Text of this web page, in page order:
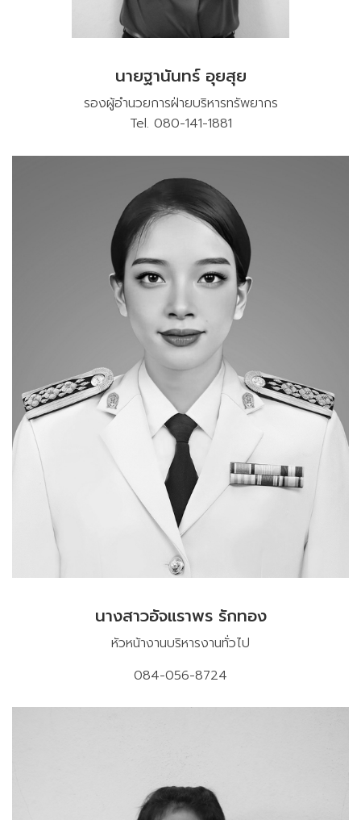
นายฐานันทร์ อุยสุย
รองผู้อำนวยการฝ่ายบริหารทรัพยากร
Tel. 080-141-1881
นางสาวอัจแราพร รักทอง
หัวหน้างานบริหารงานทั่วไป
084-056-8724